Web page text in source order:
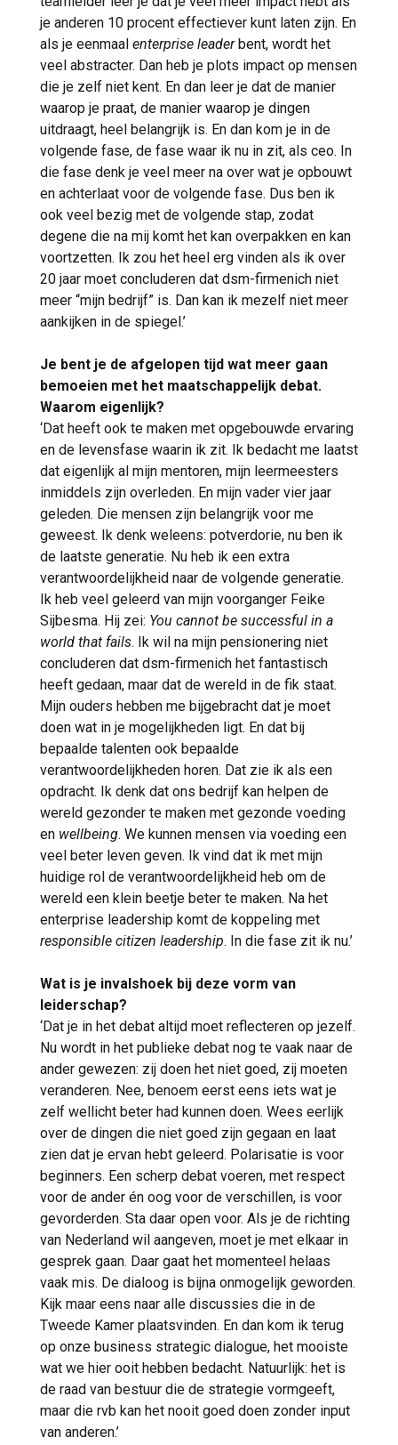
je anderen 10 procent effectiever kunt laten zijn. En
als je eenmaal enterprise leaderbent, wordt het
veel abstracter. Dan heb je plots impact op mensen
die je zelf niet kent. En dan leer je dat de manier
waarop je praat, de manier waarop je dingen
uitdraagt, heel belangrijk is. En dan kom je in de
volgende fase, de fase waar ik nu in zit, als ceo. In
die fase denk je veel meer na over wat je opbouwt
en achterlaat voor de volgende fase. Dus ben ik
ook veel bezig met de volgende stap, zodat
degene die na mij komt het kan overpakken en kan
voortzetten. Ik zou het heel erg vinden als ik over
20 jaar moet concluderen dat dsm-firmenich niet
meer “mijn bedrijf” is. Dan kan ik mezelf niet meer
aankijken in de spiegel.’
Je bent je de afgelopen tijd wat meer gaan
bemoeien met het maatschappelijk debat.
Waarom eigenlijk?
‘Dat heeft ook te maken met opgebouwde ervaring
en de levensfase waarin ik zit. Ik bedacht me laatst
dat eigenlijk al mijn mentoren, mijn leermeesters
inmiddels zijn overleden. En mijn vader vier jaar
geleden. Die mensen zijn belangrijk voor me
geweest. Ik denk weleens: potverdorie, nu ben ik
de laatste generatie. Nu heb ik een extra
verantwoordelijkheid naar de volgende generatie.
Ik heb veel geleerd van mijn voorganger Feike
Sijbesma. Hij zei: You cannot be successful in a
world that fails. Ik wil na mijn pensionering niet
concluderen dat dsm-firmenich het fantastisch
heeft gedaan, maar dat de wereld in de fik staat.
Mijn ouders hebben me bijgebracht dat je moet
doen wat in je mogelijkheden ligt. En dat bij
bepaalde talenten ook bepaalde
verantwoordelijkheden horen. Dat zie ik als een
opdracht. Ik denk dat ons bedrijf kan helpen de
wereld gezonder te maken met gezonde voeding
en wellbeing. We kunnen mensen via voeding een
veel beter leven geven. Ik vind dat ik met mijn
huidige rol de verantwoordelijkheid heb om de
wereld een klein beetje beter te maken. Na het
enterprise leadership komt de koppeling met
responsible citizen leadership. In die fase zit ik nu.’
Wat is je invalshoek bij deze vorm van
leiderschap?
‘Dat je in het debat altijd moet reflecteren op jezelf.
Nu wordt in het publieke debat nog te vaak naar de
ander gewezen: zij doen het niet goed, zij moeten
veranderen. Nee, benoem eerst eens iets wat je
zelf wellicht beter had kunnen doen. Wees eerlijk
over de dingen die niet goed zijn gegaan en laat
zien dat je ervan hebt geleerd. Polarisatie is voor
beginners. Een scherp debat voeren, met respect
voor de ander én oog voor de verschillen, is voor
gevorderden. Sta daar open voor. Als je de richting
van Nederland wil aangeven, moet je met elkaar in
gesprek gaan. Daar gaat het momenteel helaas
vaak mis. De dialoog is bijna onmogelijk geworden.
Kijk maar eens naar alle discussies die in de
Tweede Kamer plaatsvinden. En dan kom ik terug
op onze business strategic dialogue, het mooiste
wat we hier ooit hebben bedacht. Natuurlijk: het is
de raad van bestuur die de strategie vormgeeft,
maar die rvb kan het nooit goed doen zonder input
van anderen.’